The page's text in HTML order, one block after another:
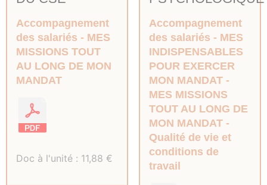
Accompagnement
des salariés
MES
MISSIONS TOUT
AU LONG DE MON
MANDAT
Doc à l'unité : 11,88 €
Accompagnement
des salariés
MES
INDISPENSABLES
POUR EXERCER
MON MANDAT
MES MISSIONS
TOUT AU LONG DE
MON MANDAT
Qualité de vie et
conditions de
travail